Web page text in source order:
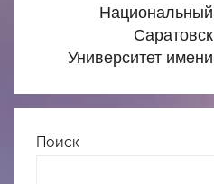
Университет
Поиск